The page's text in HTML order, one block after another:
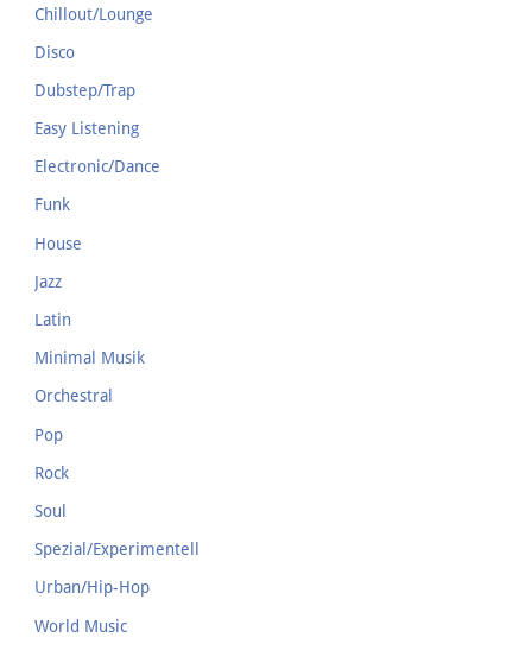
Chillout/Lounge
Disco
Dubstep/Trap
Easy Listening
Electronic/Dance
Funk
House
Jazz
Latin
Minimal Musik
Orchestral
Pop
Rock
Soul
Spezial/Experimentell
Urban/Hip-Hop
World Music